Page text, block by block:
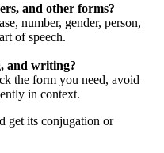
and other forms?
number, gender, person,
of speech.
and writing?
the form you need, avoid
in context.
get its conjugation or